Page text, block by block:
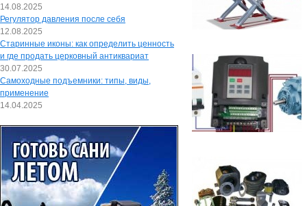
14.08.2025
Регулятор давления после себя
12.08.2025
Старинные иконы: как определить ценность
и где продать церковный антиквариат
30.07.2025
Самоходные подъемники: типы, виды,
применение
14.04.2025